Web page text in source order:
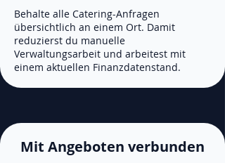
Behalte alle Catering-Anfragen
übersichtlich an einem Ort. Damit
reduzierst du manuelle
Verwaltungsarbeit und arbeitest mit
einem aktuellen Finanzdatenstand.
Mit Angeboten verbunden